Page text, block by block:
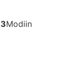
Modiin